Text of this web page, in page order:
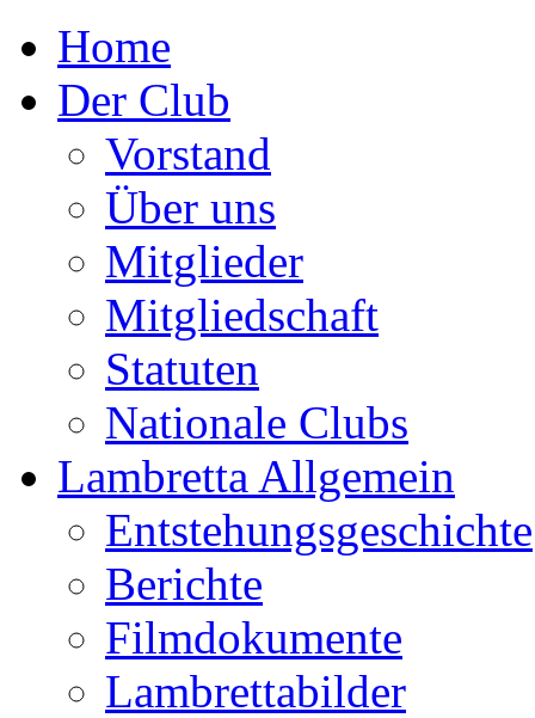
Home
Der Club
Vorstand
Über uns
Mitglieder
Mitgliedschaft
Statuten
Nationale Clubs
Lambretta Allgemein
Entstehungsgeschichte
Berichte
Filmdokumente
Lambrettabilder